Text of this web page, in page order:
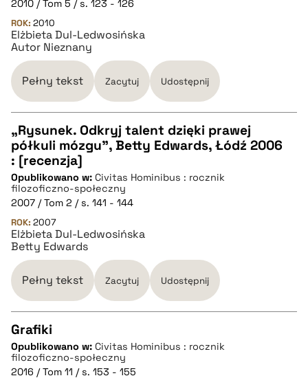
pobierz cytat
BIBTEX
pobierz cytat
2010 / Tom 5 / s. 123 - 126
ROK: 2010
Elżbieta Dul-Ledwosińska
Autor Nieznany
Pełny tekst Zacytuj Udostępnij
CZYSTY TEKST
pobierz cytat
BIBTEX
pobierz cytat
„Rysunek. Odkryj talent dzięki prawej
półkuli mózgu”, Betty Edwards, Łódź 2006
: [recenzja]
Opublikowano w: Civitas Hominibus : rocznik
filozoficzno-społeczny
2007 / Tom 2 / s. 141 - 144
ROK: 2007
Elżbieta Dul-Ledwosińska
Betty Edwards
Pełny tekst Zacytuj Udostępnij
CZYSTY TEKST
Grafiki
Opublikowano w: Civitas Hominibus : rocznik
filozoficzno-społeczny
2016 / Tom 11 / s. 153 - 155